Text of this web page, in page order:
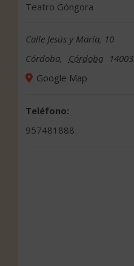
Teatro Góngora
Calle Jesús y María, 10
Córdoba, Córdoba 14003
Google Map
Teléfono:
957481888